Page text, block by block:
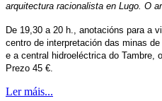
arquitectura racionalista en Lugo. O
De 19,30 a 20 h., anotacións para a
centro de interpretación das minas
e a central hidroeléctrica do Tambre,
Prezo 45 €.
Ler máis...